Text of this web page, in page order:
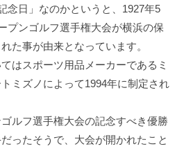
念⽇」なのかというと、1927年5
プンゴルフ選⼿権⼤会が横浜の保
た事が由来となっています。
はスポーツ⽤品メーカーであるミ
ミズノによって1994年に制定され
ルフ選⼿権⼤会の記念すべき優勝
ったそうで、⼤会が開かれたこと